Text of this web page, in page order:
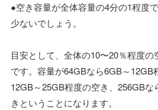
●空き容量が全体容量の4分の1程度
少ないでしょう。
目安として、全体の10〜20％程度
です。容量が64GBなら6GB～12GB
12GB～25GB程度の空き、256GB
きということになります。